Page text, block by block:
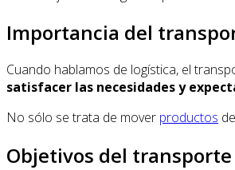
Importancia del
Cuando hablamos de logística, el
satisfacer las necesidades y
No sólo se trata de mover productos
Objetivos del